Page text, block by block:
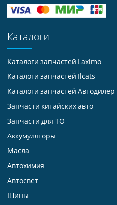
Каталоги
Каталоги запчастей Laximo
Каталоги запчастей Ilcats
Каталоги запчастей Автодилер
Запчасти китайских авто
Запчасти для ТО
Аккумуляторы
Масла
Автохимия
Автосвет
Шины